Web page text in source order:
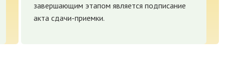
завершающим этапом является подписание
акта сдачи-приемки.